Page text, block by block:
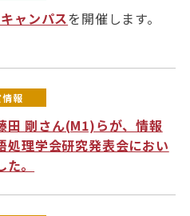
ャンパスを開催します。
報
田 剛さん(M1)らが、情報
理学会研究発表会におい
。